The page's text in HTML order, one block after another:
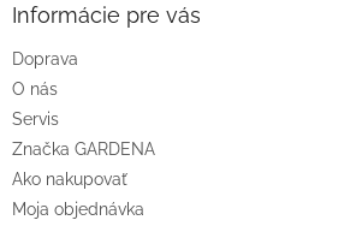
e
Informácie pre vás
Doprava
O nás
Servis
Značka GARDENA
Ako nakupovať
Moja objednávka